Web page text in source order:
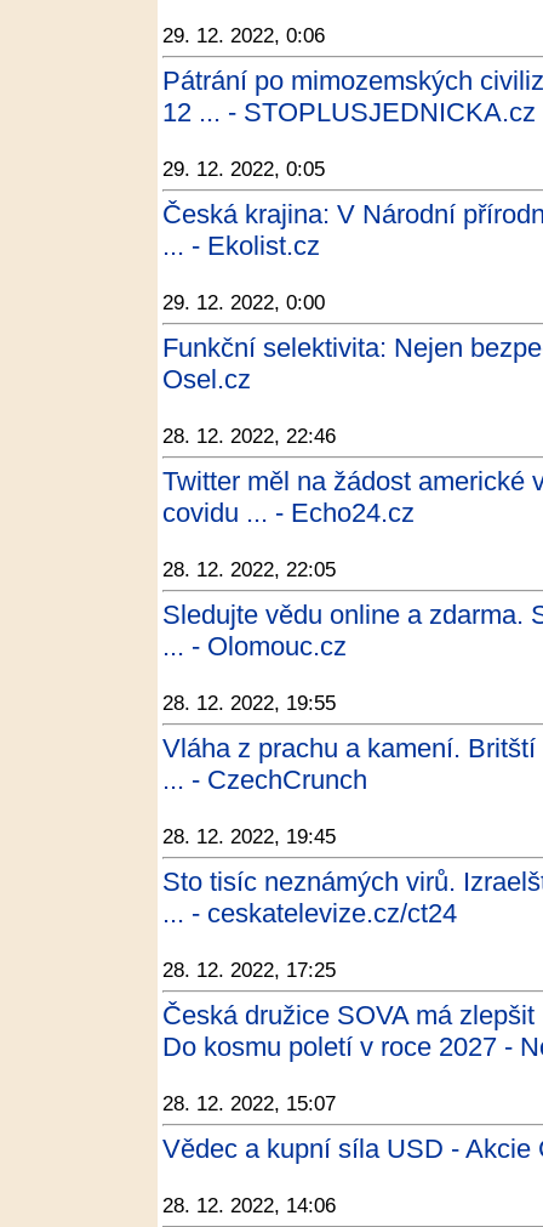
29. 12. 2022, 0:06
Pátrání po mimozemských
12 ... - STOPLUSJEDNICKA.cz
29. 12. 2022, 0:05
Česká krajina: V Národní
... - Ekolist.cz
29. 12. 2022, 0:00
Funkční selektivita: Nejen
Osel.cz
28. 12. 2022, 22:46
Twitter měl na žádost americké
covidu ... - Echo24.cz
28. 12. 2022, 22:05
Sledujte vědu online a zdarma.
... - Olomouc.cz
28. 12. 2022, 19:55
Vláha z prachu a kamení.
... - CzechCrunch
28. 12. 2022, 19:45
Sto tisíc neznámých virů.
... - ceskatelevize.cz/ct24
28. 12. 2022, 17:25
Česká družice SOVA má
Do kosmu poletí v roce 2027 -
28. 12. 2022, 15:07
Vědec a kupní síla USD - Akcie
28. 12. 2022, 14:06